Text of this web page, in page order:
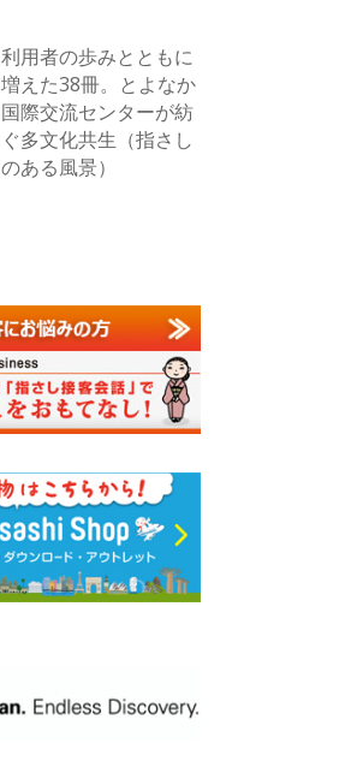
利用者の歩みとともに
増えた38冊。とよなか
国際交流センターが紡
ぐ多文化共生（指さし
のある風景）